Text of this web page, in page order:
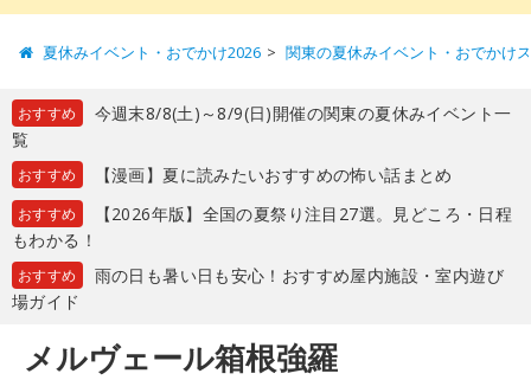
夏休みイベント・おでかけ2026 関東の夏休みイベント・おでかけ
おすすめ
今週末8/8(土)～8/9(日)開催の関東の夏休みイベント一
覧
おすすめ 【漫画】夏に読みたいおすすめの怖い話まとめ
おすすめ
【2026年版】全国の夏祭り注目27選。見どころ・日程
もわかる！
おすすめ
雨の日も暑い日も安心！おすすめ屋内施設・室内遊び
場ガイド
メルヴェール箱根強羅